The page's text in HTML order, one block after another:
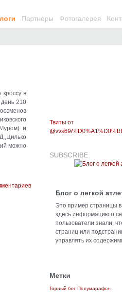
Партнеры Фотогалерея
в
210
и
можно
Твиты от
@vvs69/
SUBSCRIBE
Блог о легкой
Это пример страницы
здесь информацию о
пользователи знали,
страниц или
управлять их
Метки
Горный бег Полумарафон